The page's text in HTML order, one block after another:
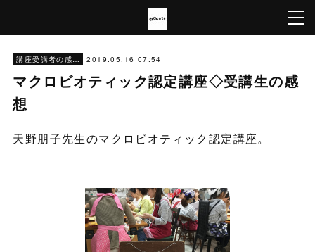
講座受講者の感想 2019.05.16 07:54
マクロビオティック認定講座◇受講生の感
想
天野朋子先生のマクロビオティック認定講座。